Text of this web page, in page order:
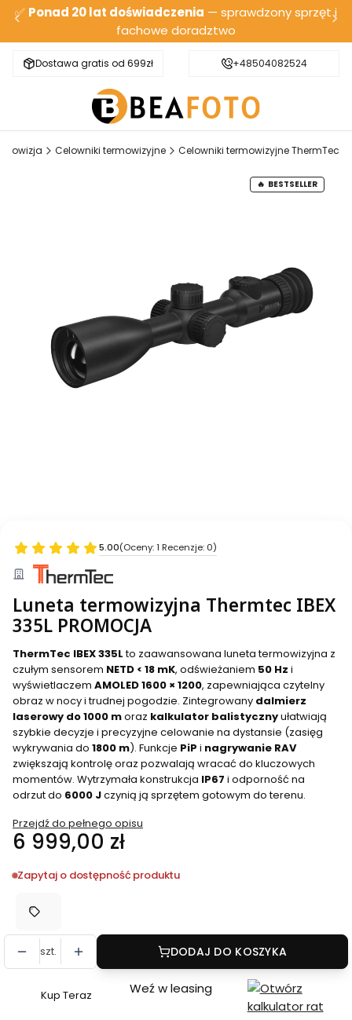
✅ Ponad 20 lat doświadczenia — sprawdzony sprzęt i
fachowe doradztwo
Dostawa gratis od 699zł Bezpieczna wysyłka
+48504082524
Celowniki termowizyjne Celowniki termowizyjne ThermTec
BESTSELLER
5.00(Oceny: 1 Recenzje: 0)
Luneta termowizyjna Thermtec IBEX
335L PROMOCJA
ThermTec IBEX 335Lto zaawansowana luneta termowizyjna z
czułym sensorem NETD < 18 mK, odświeżaniem 50 Hz i
wyświetlaczem AMOLED 1600 × 1200, zapewniająca czytelny
obraz w nocy i trudnej pogodzie. Zintegrowany dalmierz
laserowy do 1000 moraz kalkulator balistycznyułatwiają
szybkie decyzje i precyzyjne celowanie na dystansie (zasięg
wykrywania do 1800 m). Funkcje PiP i nagrywanie RAV
zwiększają kontrolę oraz pozwalają wracać do kluczowych
momentów. Wytrzymała konstrukcja IP67 i odporność na
odrzut do 6000 Jczynią ją sprzętem gotowym do terenu.
Przejdź do pełnego opisu
Cena
6 999,00 zł
Zapytaj o dostępność produktu
szt. DODAJ DO KOSZYKA
Szybki
Kup Teraz Weź w leasing